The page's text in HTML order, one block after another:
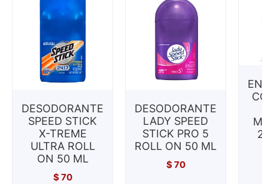
DESODORANTE
SPEED STICK
X-TREME
ULTRA ROLL
ON 50 ML
$70
DESODORANTE
LADY SPEED
STICK PRO 5
ROLL ON 50 ML
$70